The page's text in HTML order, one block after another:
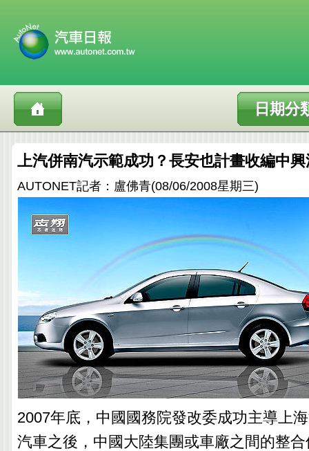
日期分
上汽併南汽示範成功？長安也計畫收編中
AUTONET記者：盧佛青(08/06/2008星期三)
2007年底，中國國務院發改委成功主導上
汽車之後，中國大陸集團或車廠之間的整